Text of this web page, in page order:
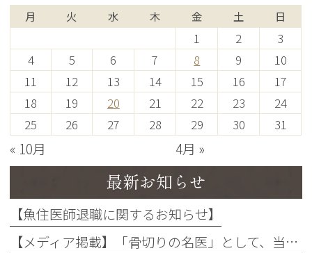
月 火 水 木 金 土 日
« 10月 4月 »
1 2
3
4
5 6 7 8 9
10
11
12 13 14 15 16
17
18
19 20 21 22 23
24
25
26 27 28 29 30 31
最新お知らせ
【魚住医師退職に関するお知らせ】
【メディア掲載】「骨切りの名医」として、当院の軽部健史医師が『名医のチョイス』に選出・掲載されました